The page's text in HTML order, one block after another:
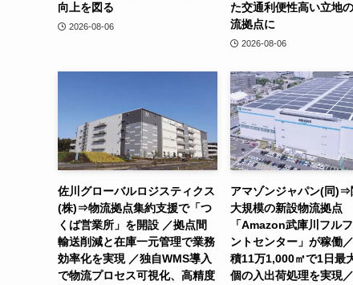
向上を図る
2026-08-06
た交通利便性高い立地
流拠点に
2026-08-06
佐川グローバルロジスティクス
(株)⇒物流拠点集約支援で「つ
くば営業所」を開設 ／拠点間
輸送削減と在庫一元管理で業務
効率化を実現 ／独自WMS導入
で物流プロセス可視化、高精度
アマゾンジャパン(同)⇒
大規模の新設物流拠点
「Amazon武庫川フル
ントセンター」が稼働
積11万1,000㎡で1日最
個の入出荷処理を実現